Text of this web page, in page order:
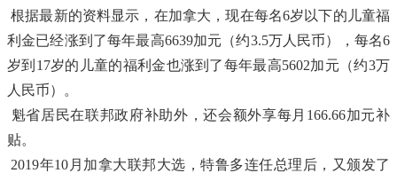
根据最新的资料显示，在加拿大，现在每名6岁以下的儿童福
利金已经涨到了每年最高6639加元（约3.5万人民币），每名6
岁到17岁的儿童的福利金也涨到了每年最高5602加元（约3万
人民币）。
魁省居民在联邦政府补助外，还会额外享每月166.66加元补
贴。
2019年10月加拿大联邦大选，特鲁多连任总理后，又颁发了